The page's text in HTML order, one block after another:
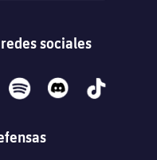
sociales
spotify discord tiktok